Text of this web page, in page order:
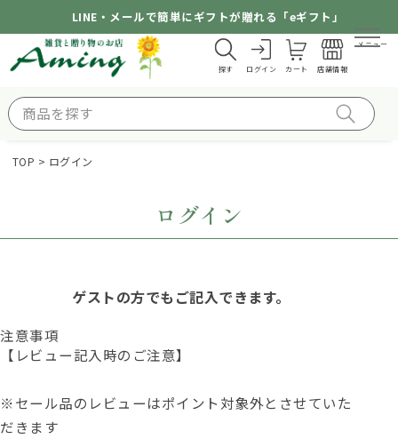
LINE・メールで簡単にギフトが贈れる「eギフト」
探す ログイン カート 店舗情報
メニュー
TOP ログイン
ログイン
ゲストの方でもご記入できます。
注意事項
【レビュー記入時のご注意】
※セール品のレビューはポイント対象外とさせていた
だきます